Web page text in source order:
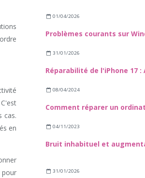
cas.
en
01/04/2026
31/01/2026
08/04/2024
04/11/2023
31/01/2026